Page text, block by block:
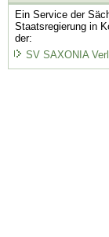
Ein Service der
Staatsregierung in
der:
SV SAXONIA